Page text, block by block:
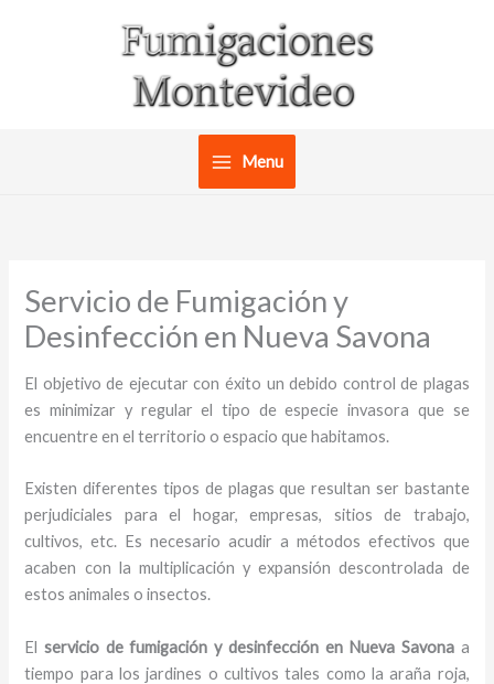
Menu
Servicio de Fumigación y
Desinfección en Nueva Savona
El objetivo de ejecutar con éxito un debido control de plagas
es minimizar y regular el tipo de especie invasora que se
encuentre en el territorio o espacio que habitamos.
Existen diferentes tipos de plagas que resultan ser bastante
perjudiciales para el hogar, empresas, sitios de trabajo,
cultivos, etc. Es necesario acudir a métodos efectivos que
acaben con la multiplicación y expansión descontrolada de
estos animales o insectos.
Elservicio de fumigación y desinfecciónen Nueva Savonaa
tiempo para los jardines o cultivos tales como la araña roja,